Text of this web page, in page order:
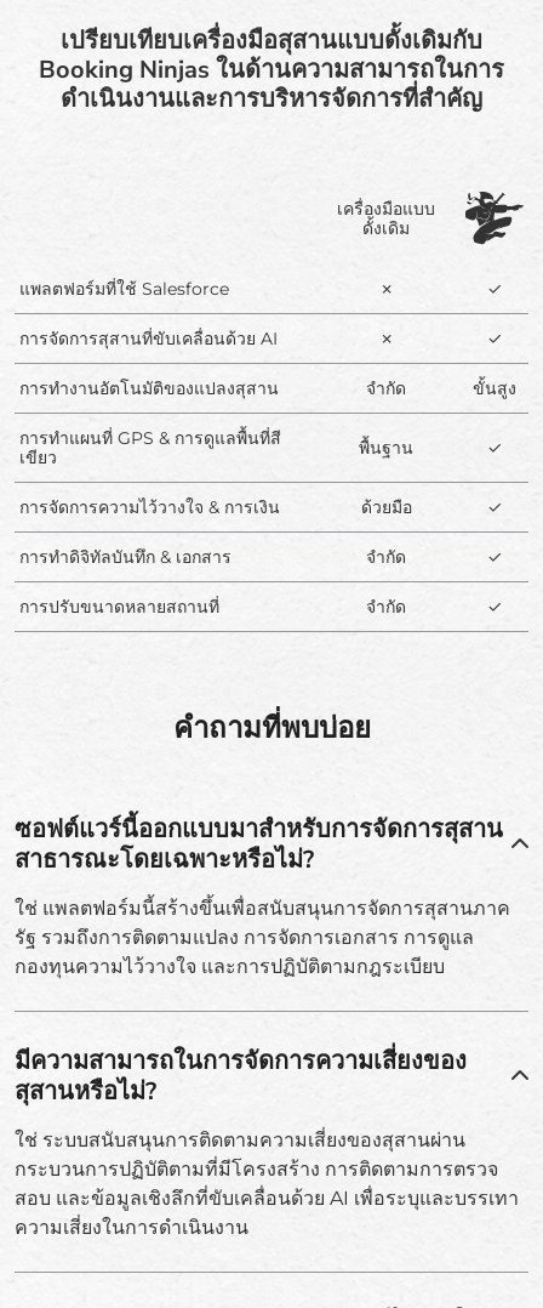
เปรียบเทียบเครื่องมือสุสานแบบดั้งเดิมกับ
Booking Ninjas ในด้านความสามารถในการ
ดำเนินงานและการบริหารจัดการที่สำคัญ
เครื่องมือแบบ
ดั้งเดิม
แพลตฟอร์มที่ใช้ Salesforce ✗ ✓
การจัดการสุสานที่ขับเคลื่อนด้วย AI ✗ ✓
การทำงานอัตโนมัติของแปลงสุสาน จำกัด ขั้นสูง
การทำแผนที่ GPS & การดูแลพื้นที่สี
เขียว
พื้นฐาน ✓
การจัดการความไว้วางใจ & การเงิน ด้วยมือ ✓
การทำดิจิทัลบันทึก & เอกสาร จำกัด ✓
การปรับขนาดหลายสถานที่ จำกัด ✓
คำถามที่พบบ่อย
ซอฟต์แวร์นี้ออกแบบมาสำหรับการจัดการสุสาน
สาธารณะโดยเฉพาะหรือไม่?
ใช่ แพลตฟอร์มนี้สร้างขึ้นเพื่อสนับสนุนการจัดการสุสานภาค
รัฐ รวมถึงการติดตามแปลง การจัดการเอกสาร การดูแล
กองทุนความไว้วางใจ และการปฏิบัติตามกฎระเบียบ
มีความสามารถในการจัดการความเสี่ยงของ
สุสานหรือไม่?
ใช่ ระบบสนับสนุนการติดตามความเสี่ยงของสุสานผ่าน
กระบวนการปฏิบัติตามที่มีโครงสร้าง การติดตามการตรวจ
สอบ และข้อมูลเชิงลึกที่ขับเคลื่อนด้วย AI เพื่อระบุและบรรเทา
ความเสี่ยงในการดำเนินงาน